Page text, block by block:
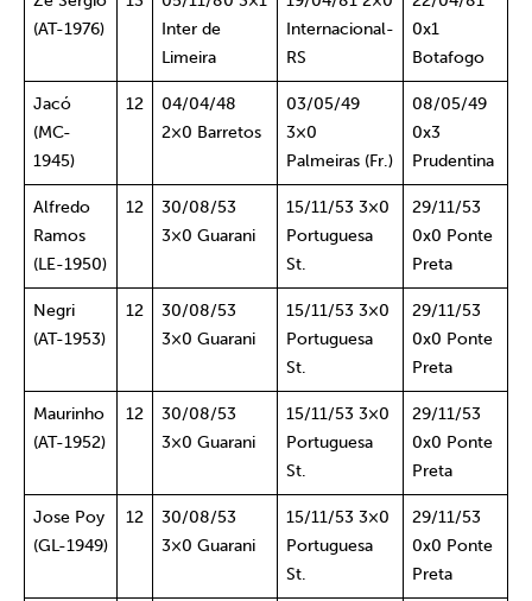
(AT-1976)
Inter de
Limeira
Internacional-
RS
0x1
Botafogo
Jacó
(MC-
1945)
12
04/04/48
2×0 Barretos
03/05/49
3×0
Palmeiras (Fr.)
08/05/49
0x3
Prudentina
Alfredo
Ramos
(LE-1950)
12
30/08/53
3×0 Guarani
15/11/53 3×0
Portuguesa
St.
29/11/53
0x0 Ponte
Preta
Negri
(AT-1953)
12
30/08/53
3×0 Guarani
15/11/53 3×0
Portuguesa
St.
29/11/53
0x0 Ponte
Preta
Maurinho
(AT-1952)
12
30/08/53
3×0 Guarani
15/11/53 3×0
Portuguesa
St.
29/11/53
0x0 Ponte
Preta
Jose Poy
(GL-1949)
12
30/08/53
3×0 Guarani
15/11/53 3×0
Portuguesa
St.
29/11/53
0x0 Ponte
Preta